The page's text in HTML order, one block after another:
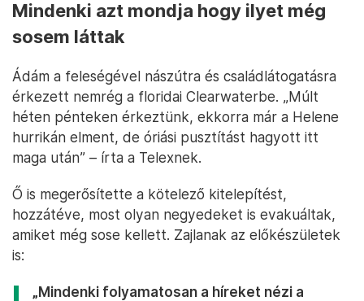
Mindenki azt mondja hogy ilyet még
sosem láttak
Ádám a feleségével nászútra és családlátogatásra
érkezett nemrég a floridai Clearwaterbe. „Múlt
héten pénteken érkeztünk, ekkorra már a Helene
hurrikán elment, de óriási pusztítást hagyott itt
maga után” – írta a Telexnek.
Ő is megerősítette a kötelező kitelepítést,
hozzátéve, most olyan negyedeket is evakuáltak,
amiket még sose kellett. Zajlanak az előkészületek
is:
„Mindenki folyamatosan a híreket nézi a